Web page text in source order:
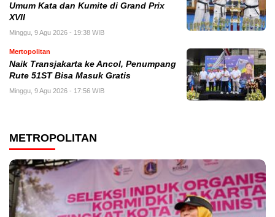
Umum Kata dan Kumite di Grand Prix
XVII
Minggu, 9 Agu 2026 - 19:38 WIB
Mertopolitan
Naik Transjakarta ke Ancol, Penumpang
Rute 51ST Bisa Masuk Gratis
Minggu, 9 Agu 2026 - 17:56 WIB
METROPOLITAN